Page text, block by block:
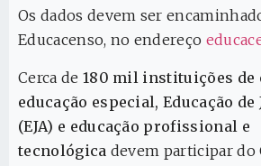
Os dados devem ser
Educacenso, no endereço
Cerca de 180 mil instituições de
educação especial, Educação
(EJA) e educação profissional e
tecnológica devem participar do